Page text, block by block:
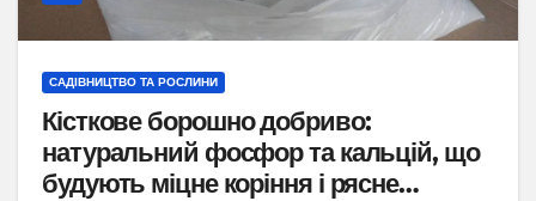
САДІВНИЦТВО ТА РОСЛИНИ
Кісткове борошно добриво:
натуральний фосфор та кальцій, що
будують міцне коріння і рясне